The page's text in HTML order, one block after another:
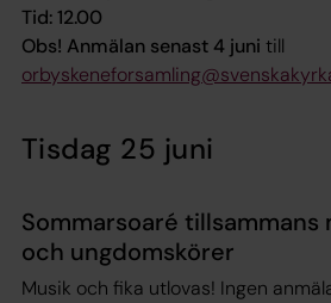
Tid: 12.00
Obs! Anmälan senast 4 juni till
Tisdag 25 juni
Sommarsoaré
och ungdomskörer
Musik och fika utlovas! Ingen